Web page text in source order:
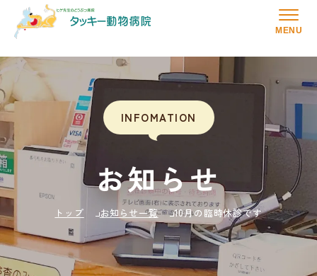
MENU
INFOMATION
お知らせ
トップ お知らせ一覧 10月の臨時休診です